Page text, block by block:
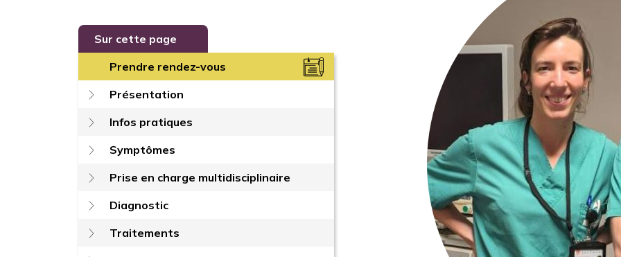
Sur cette page
Prendre rendez-vous
Présentation
Infos pratiques
Symptômes
Prise en charge multidisciplinaire
Diagnostic
Traitements